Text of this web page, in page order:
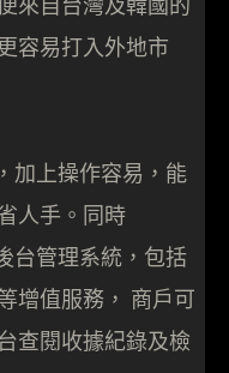
容易打入外地市
加上操作容易，能
人手。同時
台管理系統，包括
增值服務， 商戶可
查閱收據紀錄及檢